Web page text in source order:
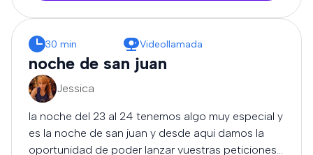
30 min Videollamada
noche de san juan
Jessica
la noche del 23 al 24 tenemos algo muy especial y
es la noche de san juan y desde aqui damos la
oportunidad de poder lanzar vuestras peticiones